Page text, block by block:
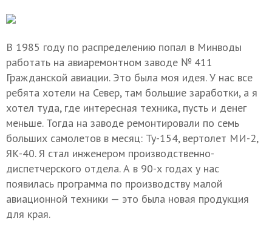
В 1985 году по распределению попал в Минводы
работать на авиаремонтном заводе № 411
Гражданской авиации. Это была моя идея. У нас все
ребята хотели на Север, там большие заработки, а я
хотел туда, где интересная техника, пусть и денег
меньше. Тогда на заводе ремонтировали по семь
больших самолетов в месяц: Ту-154, вертолет МИ-2,
ЯК-40. Я стал инженером производственно-
диспетчерского отдела. А в 90-х годах у нас
появилась программа по производству малой
авиационной техники — это была новая продукция
для края.